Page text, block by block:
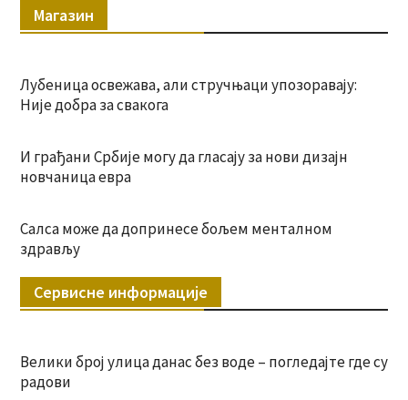
Магазин
Лубеница освежава, али стручњаци упозоравају:
Није добра за свакога
И грађани Србије могу да гласају за нови дизајн
новчаница евра
Салса може да допринесе бољем менталном
здрављу
Сервисне информације
Велики број улица данас без воде – погледајте где су
радови